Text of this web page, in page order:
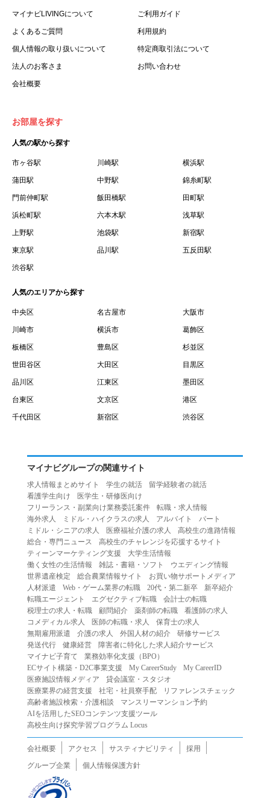
３.「本サイト」とは、当社が運営する本サービスに関する
ます。
５.「会員」とは、第２章第１条に基づき会員登録が完了し
た個人を意味します。
録した情報、本サービス利用中に当社が登録を求めた情報
った場合の当該情報を意味します。
７.「本会員制度」とは、会員による本サービスの利用の促
進を目的とした会員制度を意味します。
借契約書およびオプション注文書を意味します。
９.「契約期間開始日」とは、定期建物賃貸借契約（以下
「賃貸借契約」と言います）の開始日のことで、利用者の
賃借権が発生する日を意味します。
するために、選んだ物件を保留することを意味します。
１１.「予約情報」とは、物件を予約するために必要な当社
所定の情報を意味します。物件情報や期間、オプション等
１２.「キャンセル」とは、賃貸借契約締結後から契約期間
開始日前までに、利用者が賃貸借契約を解除することを意
味します。
１３.「中途解約」とは、賃貸借契約期間の途中で、利用者
１.利用者は、本サービスを利用する上で次の各号に定める
とします。
（１）重複、虚偽の情報、または自己以外の情報を登録す
る行為
（２）第三者になりすまして本サービスを利用する行為
（３）当社または第三者の著作権等の知的財産権、プライ
バシー、その他の権利を侵害する行為
（４）当社または第三者を誹謗中傷する行為
（５）当社または第三者に不利益を与える行為
（６）営利を目的とした行為
（７）政治・選挙・宗教活動またはそれらに類する行為
（８）本サービスの運営を妨害する行為
（９）法令違反、犯罪行為、または公序良俗に反する行為
（１０）暴力的な要求行為、または法的な責任を超えた不
当な要求行為
（１１）その他当社が不適切であると判断する行為
２.当社は、前項の定めに該当する行為を行った利用者に対
の提供を停止または中断することができるものとします。
第５条（免責）
１.当社は、本サービスの利用（これらに伴う当社または第
三者の情報提供行為等を含みます）により、利用者に生じ
マイナビLIVINGについて ご利用ガイド
よくあるご質問 利用規約
個人情報の取り扱いについて 特定商取引法について
法人のお客さま お問い合わせ
会社概要
お部屋を探す
人気の駅から探す
市ヶ谷駅 川崎駅 横浜駅
蒲田駅 中野駅 錦糸町駅
門前仲町駅 飯田橋駅 田町駅
浜松町駅 六本木駅 浅草駅
上野駅 池袋駅 新宿駅
東京駅 品川駅 五反田駅
渋谷駅
人気のエリアから探す
中央区 名古屋市 大阪市
川崎市 横浜市 葛飾区
板橋区 豊島区 杉並区
世田谷区 大田区 目黒区
品川区 江東区 墨田区
台東区 文京区 港区
千代田区 新宿区 渋谷区
マイナビグループの関連サイト
求人情報まとめサイト 学生の就活
留学経験者の就活
看護学生向け
医学生・研修医向け
フリーランス・副業向け業務委託案件
転職・求人情報
海外求人
ミドル・ハイクラスの求人 アルバイト
パート
ミドル・シニアの求人
医療福祉介護の求人
高校生の進路情報
総合・専門ニュース
高校生のチャレンジを応援するサイト
ティーンマーケティング支援
大学生活情報
働く女性の生活情報
雑誌・書籍・ソフト
ウエディング情報
世界遺産検定
総合農業情報サイト
お買い物サポートメディア
人材派遣
Web・ゲーム業界の転職 20代・第二新卒
新卒紹介
転職エージェント
エグゼクティブ転職
会計士の転職
税理士の求人・転職
顧問紹介 薬剤師の転職
看護師の求人
コメディカル求人
医師の転職・求人
保育士の求人
無期雇用派遣
介護の求人 外国人材の紹介
研修サービス
発送代行
健康経営
障害者に特化した求人紹介サービス
マイナビ子育て
業務効率化支援（BPO）
ECサイト構築・D2C事業支援
My CareerStudy
My CareerID
医療施設情報メディア
貸会議室・スタジオ
医療業界の経営支援
社宅・社員寮手配
リファレンスチェック
高齢者施設検索・介護相談
マンスリーマンション予約
AIを活用したSEOコンテンツ支援ツール
高校生向け探究学習プログラム Locus
会社概要 アクセス サスティナビリティ
採用
グループ企業
個人情報保護方針